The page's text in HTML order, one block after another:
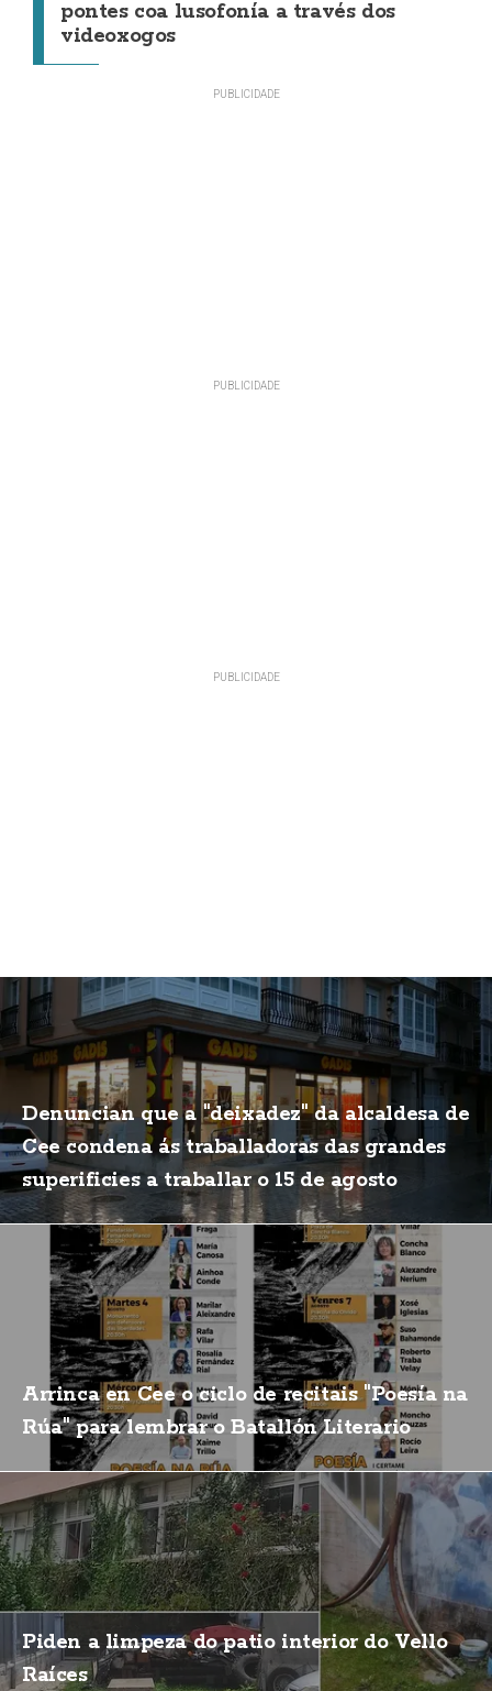
pontes coa lusofonía a través dos
videoxogos
Denuncian que a "deixadez" da alcaldesa de
Cee condena ás traballadoras das grandes
superificies a traballar o 15 de agosto
Arrinca en Cee o ciclo de recitais "Poesía na
Rúa" para lembrar o Batallón Literario
Piden a limpeza do patio interior do Vello
Raíces